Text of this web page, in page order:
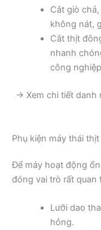
Cắt giò
không nát,
Cắt thịt
nhanh
công
→ Xem chi tiết danh
Phụ kiện máy thái thịt
Để máy hoạt động
đóng vai trò rất quan
Lưỡi dao
hỏng.